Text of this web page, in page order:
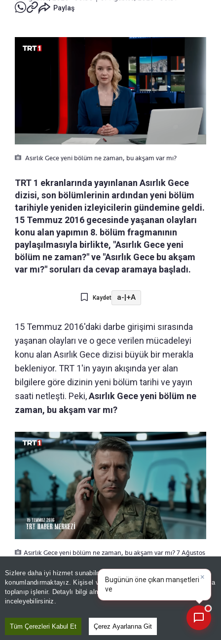
Sizlere daha iyi hizmet sunabilmek adına sitemizde
konumlandırmaktayız. Kişisel verileriniz, KVKK ve GDPR kapsamında
toplanıp işlenir. Detaylı bilgi almak için
inceleyebilirsiniz.
Tüm Çerezleri Kabul Et Çerez Ayarlarına Git
Paylaş
Asırlık Gece yeni bölüm ne zaman, bu akşam var mı?
TRT 1 ekranlarında yayınlanan Asırlık Gece
dizisi, son bölümlerinin ardından yeni bölüm
tarihiyle yeniden izleyicilerin gündemine geldi.
15 Temmuz 2016 gecesinde yaşanan olayları
konu alan yapımın 8. bölüm fragmanının
paylaşılmasıyla birlikte, "Asırlık Gece yeni
bölüm ne zaman?" ve "Asırlık Gece bu akşam
var mı?" soruları da cevap aramaya başladı.
Kaydet a-|+A
15 Temmuz 2016'daki darbe girişimi sırasında
yaşanan olayları ve o gece verilen mücadeleyi
konu alan Asırlık Gece dizisi büyük bir merakla
bekleniyor. TRT 1'in yayın akışında yer alan
bilgilere göre dizinin yeni bölüm tarihi ve yayın
saati netleşti. Peki,Asırlık Gece yeni bölüm ne
zaman, bu akşam var mı?
Asırlık Gece yeni bölüm ne zaman, bu akşam var mı? 7 Ağustos
ASIRLIK GECE YENİ BÖLÜM NE
×
Bugünün öne çıkan manşetleri
ve gelişmeleri neler?